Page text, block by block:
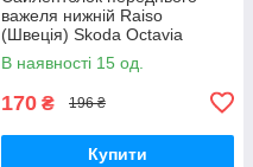
важеля нижній Raiso
(Швеція) Skoda Octavia
II,Шкода Октавія 2 04- #RL-
1K0182E UAMRGHM17
В наявності 15 од.
170 ₴ 196 ₴
Купити